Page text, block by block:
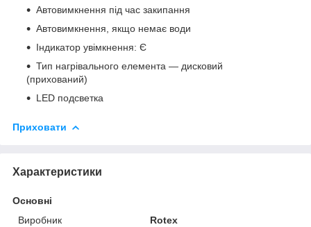
Автовимкнення під час закипання
Автовимкнення, якщо немає води
Індикатор увімкнення: Є
Тип нагрівального елемента — дисковий
(прихований)
LED подсветка
Приховати
Характеристики
Основні
Виробник
Rotex